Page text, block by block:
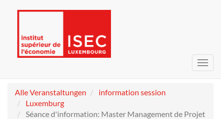
Alle Veranstaltungen
information session
Luxemburg
Séance d'information: Master Management de Projet